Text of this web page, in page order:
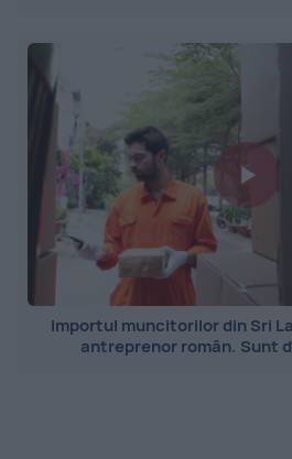
Importul muncitorilor din Sri
antreprenor român. Sunt